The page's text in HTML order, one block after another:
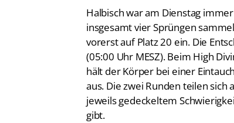
Halbisch war am Dienstag
insgesamt vier Sprüngen
vorerst auf Platz 20 ein. Die
(05:00 Uhr MESZ). Beim High
hält der Körper bei einer
aus. Die zwei Runden teilen
jeweils gedeckeltem
gibt.